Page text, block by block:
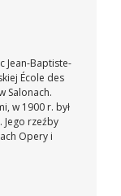
Jean-Baptiste-
École des
Salonach.
w 1900 r. był
Jego rzeźby
Opery i